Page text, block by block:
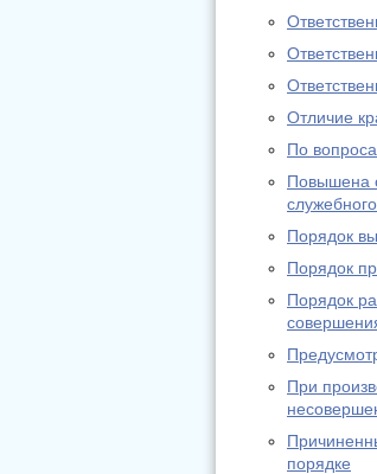
Отличие
По
Повышена
Порядок
Порядок
Порядок
При
порядке